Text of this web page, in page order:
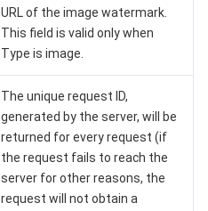
URL of the image watermark.
This field is valid only when
Type is image.
The unique request ID,
generated by the server, will be
returned for every request (if
the request fails to reach the
server for other reasons, the
request will not obtain a